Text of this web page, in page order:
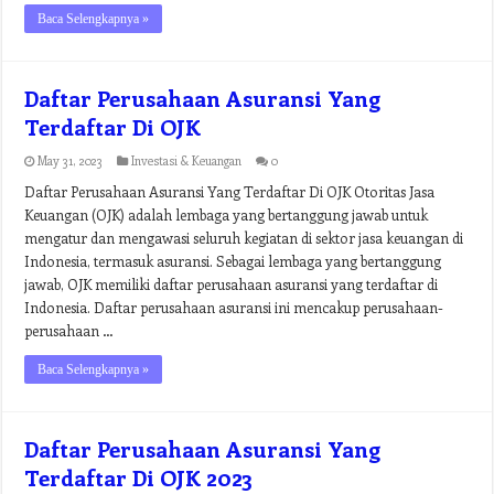
Baca Selengkapnya »
Daftar Perusahaan Asuransi Yang
Terdaftar Di OJK
May 31, 2023 Investasi & Keuangan 0
Daftar Perusahaan Asuransi Yang Terdaftar Di OJK Otoritas Jasa
Keuangan (OJK) adalah lembaga yang bertanggung jawab untuk
mengatur dan mengawasi seluruh kegiatan di sektor jasa keuangan di
Indonesia, termasuk asuransi. Sebagai lembaga yang bertanggung
jawab, OJK memiliki daftar perusahaan asuransi yang terdaftar di
Indonesia. Daftar perusahaan asuransi ini mencakup perusahaan-
perusahaan …
Baca Selengkapnya »
Daftar Perusahaan Asuransi Yang
Terdaftar Di OJK 2023